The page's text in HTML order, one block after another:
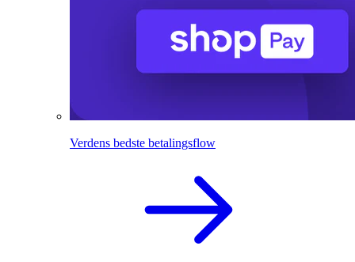
Verdens bedste betalingsflow